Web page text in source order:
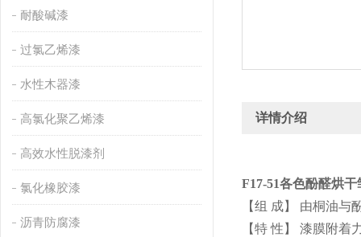
耐酸碱漆
过氯乙烯漆
水性木器漆
高氯化聚乙烯漆
高效水性脱漆剂
氯化橡胶漆
沥青防腐漆
详情介绍
F17-51各色酚醛烘干
【组 成】 由桐油
【特 性】 漆膜附